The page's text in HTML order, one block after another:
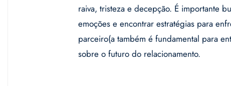
raiva, tristeza e decepção. É importante
emoções e encontrar estratégias para
parceiro(a também é fundamental para
sobre o futuro do relacionamento.